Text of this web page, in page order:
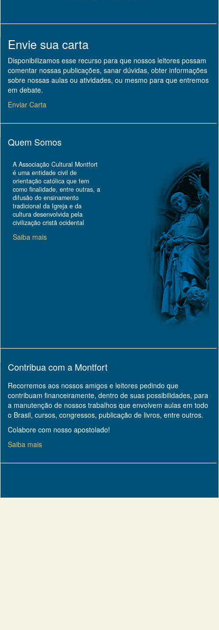
Envie sua carta
Disponibilizamos esse recurso para que nossos leitores possam
comentar nossas publicações, sanar dúvidas, obter informações
sobre nossas aulas ou atividades, ou mesmo para que entremos
em debate.
Enviar Carta
Quem Somos
A Associação Cultural Montfort
é uma entidade civil de
orientação católica que tem
como finalidade, entre outras, a
difusão do ensinamento
tradicional da Igreja e da
cultura desenvolvida pela
civilização cristã ocidental
Saiba mais
Contribua com a Montfort
Recorremos aos nossos amigos e leitores pedindo que
contribuam financeiramente, dentro de suas possibilidades, para
a manutenção de nossos trabalhos que envolvem aulas em todo
o Brasil, cursos, congressos, publicação de livros, entre outros.
Colabore com nosso apostolado!
Saiba mais